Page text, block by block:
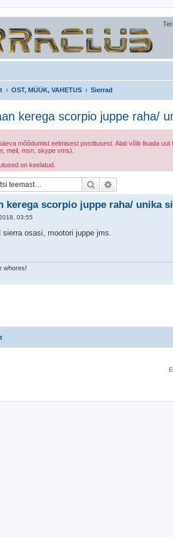
OST, MÜÜK, VAHETUS Sierrad
kerega scorpio juppe raha/
mõõdumist eelmisest postitusest. Alati võib lisada uut
meil, msn, skype vms).
on keelatud.
Otsi
kerega scorpio juppe raha/ unika
03:55
osasi, mootori juppe jms.
whores!